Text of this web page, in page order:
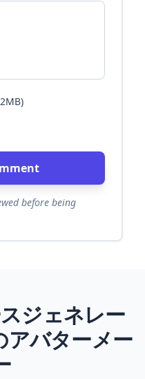
before being
ジェネレー
アバターメー